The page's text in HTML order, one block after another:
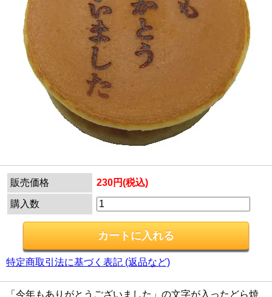
販売価格 230円(税込)
購入数
特定商取引法に基づく表記 (返品など)
「今年もありがとうございました」の文字が入ったどら焼